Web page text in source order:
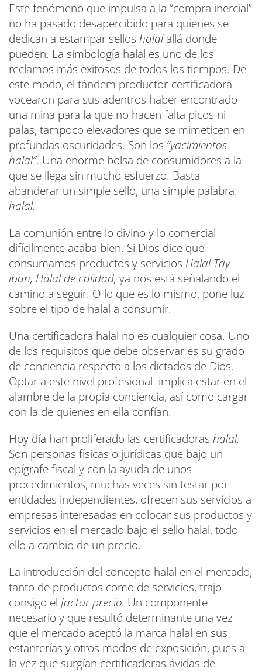
Este fenómeno que impulsa a la “compra inercial”
no ha pasado desapercibido para quienes se
dedican a estampar sellos halalallá donde
pueden. La simbología halal es uno de los
reclamos más exitosos de todos los tiempos. De
este modo, el tándem productor-certificadora
vocearon para sus adentros haber encontrado
una mina para la que no hacen falta picos ni
palas, tampoco elevadores que se mimeticen en
profundas oscuridades. Son los “yacimientos
halal”. Una enorme bolsa de consumidores a la
que se llega sin mucho esfuerzo. Basta
abanderar un simple sello, una simple palabra:
halal.
La comunión entre lo divino y lo comercial
difícilmente acaba bien. Si Dios dice que
consumamos productos y servicios Halal Tay-
iban, Halal de calidad, ya nos está señalando el
camino a seguir. O lo que es lo mismo, pone luz
sobre el tipo de halal a consumir.
Una certificadora halal no es cualquier cosa. Uno
de los requisitos que debe observar es su grado
de conciencia respecto a los dictados de Dios.
Optar a este nivel profesional implica estar en el
alambre de la propia conciencia, así como cargar
con la de quienes en ella confían.
Hoy día han proliferado las certificadoras halal.
Son personas físicas o jurídicas que bajo un
epígrafe fiscal y con la ayuda de unos
procedimientos, muchas veces sin testar por
entidades independientes, ofrecen sus servicios a
empresas interesadas en colocar sus productos y
servicios en el mercado bajo el sello halal, todo
ello a cambio de un precio.
La introducción del concepto halal en el mercado,
tanto de productos como de servicios, trajo
consigo el factor precio. Un componente
necesario y que resultó determinante una vez
que el mercado aceptó la marca halal en sus
estanterías y otros modos de exposición, pues a
la vez que surgían certificadoras ávidas de